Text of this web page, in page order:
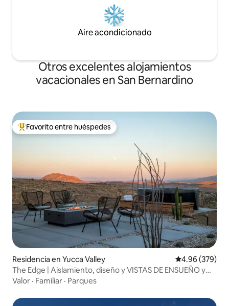
Aire acondicionado
Otros excelentes alojamientos
vacacionales en San Bernardino
De los mejores en Favorito entre huéspedes
Favorito entre huéspedes
Residencia en Yucca Valley Calificación
4.96 (379)
The Edge | Aislamiento, diseño y VISTAS DE ENSUEÑO y
mucho más
Valor · Familiar · Parques